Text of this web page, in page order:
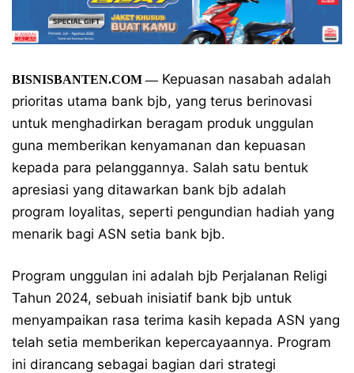
BISNISBANTEN.COM —Kepuasan nasabah adalah
prioritas utama bank bjb, yang terus berinovasi
untuk menghadirkan beragam produk unggulan
guna memberikan kenyamanan dan kepuasan
kepada para pelanggannya. Salah satu bentuk
apresiasi yang ditawarkan bank bjb adalah
program loyalitas, seperti pengundian hadiah yang
menarik bagi ASN setia bank bjb.
Program unggulan ini adalah bjb Perjalanan Religi
Tahun 2024, sebuah inisiatif bank bjb untuk
menyampaikan rasa terima kasih kepada ASN yang
telah setia memberikan kepercayaannya. Program
ini dirancang sebagai bagian dari strategi